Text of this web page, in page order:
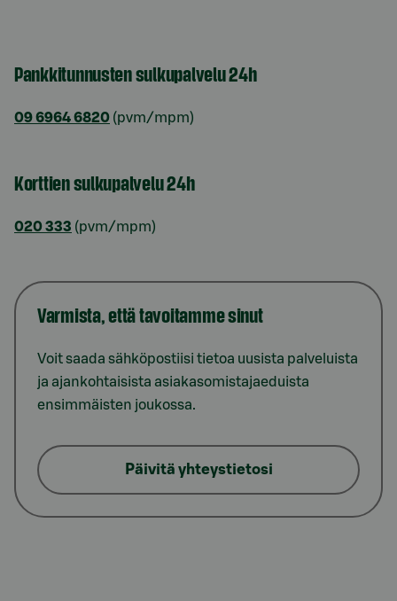
Pankkitunnusten sulkupalvelu 24h
09 6964 6820 (pvm/mpm)
Korttien sulkupalvelu 24h
020 333 (pvm/mpm)
Varmista, että tavoitamme sinut
Voit saada sähköpostiisi tietoa uusista palveluista
ja ajankohtaisista asiakasomistajaeduista
ensimmäisten joukossa.
Päivitä yhteystietosi